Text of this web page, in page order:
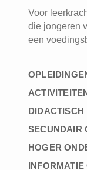
Voor
die jongeren
een
SECUNDAIR
HOGER